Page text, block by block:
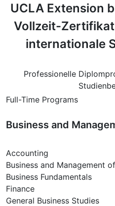
UCLA Extension
Vollzeit-
internationale
Professionelle
Full-Time Programs
Business and
Accounting
Business and Management
Business Fundamentals
Finance
General Business Studies